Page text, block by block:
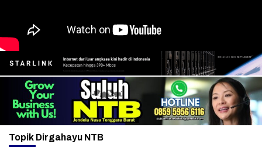
Topik Dirgahayu NTB